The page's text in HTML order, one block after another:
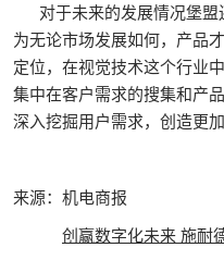
对于未来的发展情况堡盟
为无论市场发展如何，产品
定位，在视觉技术这个行业
集中在客户需求的搜集和产
深入挖掘用户需求，创造更
来源：机电商报
创赢数字化未来 施耐